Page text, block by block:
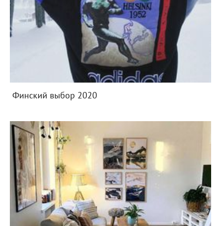
Финский выбор 2020